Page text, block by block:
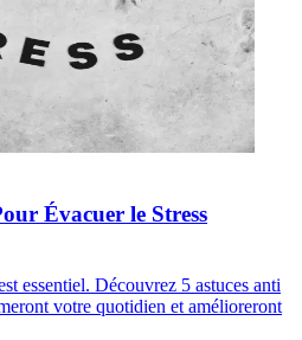
Évacuer le Stress
essentiel. Découvrez 5 astuces anti
votre quotidien et amélioreront